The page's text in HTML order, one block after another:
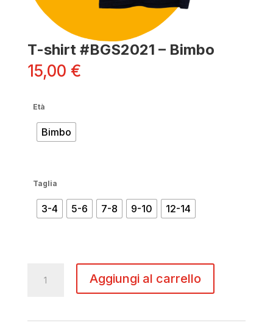
T-shirt #BGS2021 – Bimbo
15,00 €
Età
Bimbo
Taglia
3-4 5-6 7-8 9-10 12-14
#BGS2021
Aggiungi al carrello